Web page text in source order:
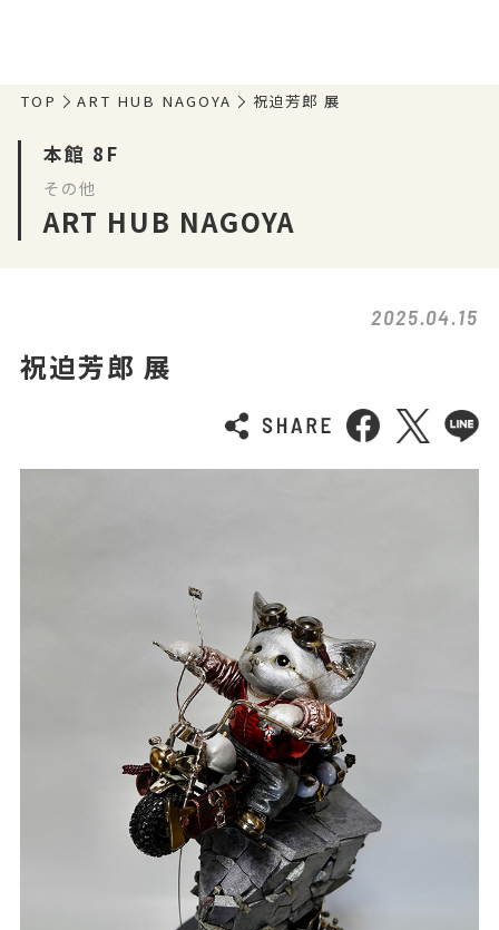
TOP ART HUB NAGOYA 祝迫芳郎 展
本館 8F
その他
ART HUB NAGOYA
2025.04.15
祝迫芳郎 展